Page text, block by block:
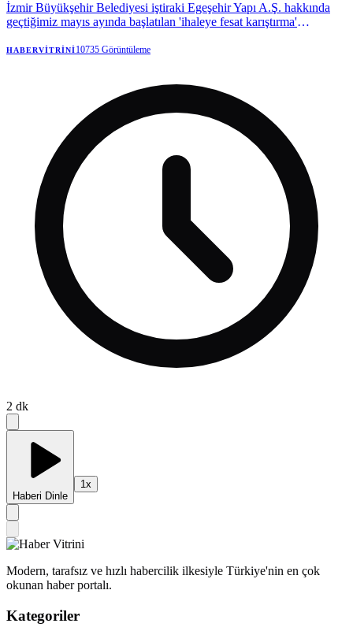
İzmir Büyükşehir Belediyesi iştiraki Egeşehir Yapı A.Ş. hakkında
geçtiğimiz mayıs ayında başlatılan 'ihaleye fesat karıştırma'
çerçevesinde, daha önce tutuklanan Egeşehir Genel Müdürü ile
HABERVITRINI10735 Görüntüleme
2 dk
Haberi Dinle
1x
Modern, tarafsız ve hızlı habercilik ilkesiyle Türkiye'nin en çok
okunan haber portalı.
Kategoriler